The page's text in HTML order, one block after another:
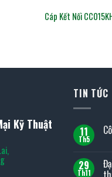
Cáp Kết Nối
Kỹ Thuật
TIN TỨC
11
Th5
luận
ở
29
Th11